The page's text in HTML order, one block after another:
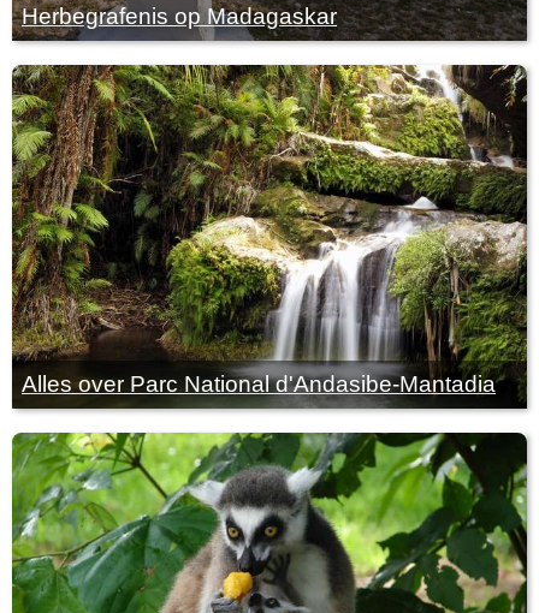
Herbegrafenis op Madagaskar
Alles over Parc National d'Andasibe-Mantadia